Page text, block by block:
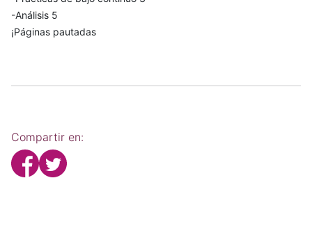
-Análisis 5
¡Páginas pautadas
Compartir en: